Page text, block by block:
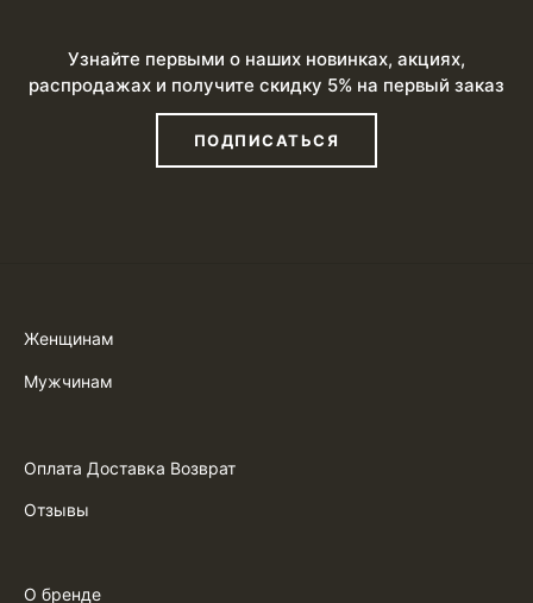
Узнайте первыми о наших новинках, акциях,
распродажах и получите скидку 5% на первый заказ
ПОДПИСАТЬСЯ
Женщинам
Мужчинам
Оплата Доставка Возврат
Отзывы
О бренде